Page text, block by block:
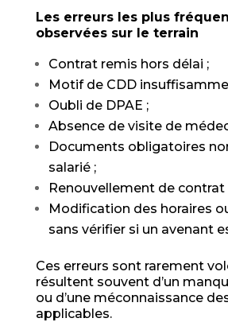
Les erreurs les plus
observées sur le terrain
Contrat remis hors délai ;
Motif de CDD
Oubli de DPAE ;
Absence de visite de
Documents obligatoires
salarié ;
Renouvellement de contrat
Modification des horaires
sans vérifier si un avenant
Ces erreurs sont rarement
résultent souvent d’un
ou d’une méconnaissance
applicables.